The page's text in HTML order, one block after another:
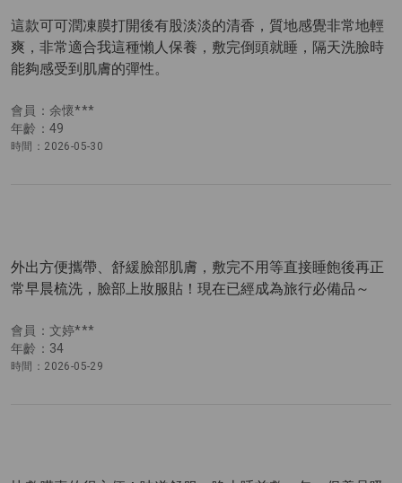
會員：余懷***
年齡：49
時間：2026-05-30
這款可可潤凍膜打開後有股淡淡的清香，質地感覺非常地輕
爽，非常適合我這種懶人保養，敷完倒頭就睡，隔天洗臉時
能夠感受到肌膚的彈性。
會員：文婷***
年齡：34
時間：2026-05-29
外出方便攜帶、舒緩臉部肌膚，敷完不用等直接睡飽後再正
常早晨梳洗，臉部上妝服貼！現在已經成為旅行必備品～